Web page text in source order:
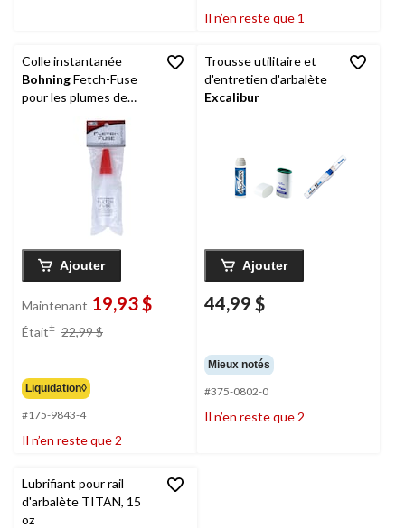
Il n’en reste que 1
Colle instantanée
BohningFetch-Fuse
pour les plumes de
Ajouter
Maintenant 19,93 $
Était± 22,99 $
Liquidation◊
#175-9843-4
Il n’en reste que 2
Trousse utilitaire et
d'entretien d'arbalète
Excalibur
Ajouter
44,99 $
Mieux notés
#375-0802-0
Il n’en reste que 2
Lubrifiant pour rail
d'arbalète TITAN, 15
oz